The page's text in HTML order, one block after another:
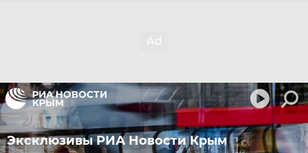
Эксклюзивы РИА Новости Крым